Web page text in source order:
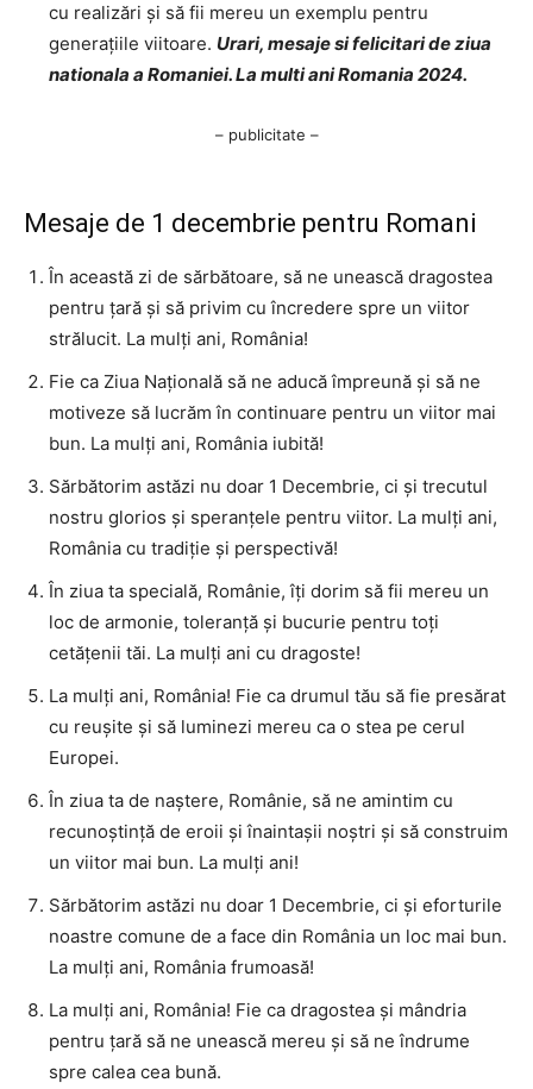
cu realizări și să fii mereu un exemplu pentru
generațiile viitoare. Urari, mesaje si felicitari de ziua
nationala a Romaniei. La multi ani Romania 2024.
– publicitate –
Mesaje de 1 decembrie pentru Romani
În această zi de sărbătoare, să ne unească dragostea
pentru țară și să privim cu încredere spre un viitor
strălucit. La mulți ani, România!
Fie ca Ziua Națională să ne aducă împreună și să ne
motiveze să lucrăm în continuare pentru un viitor mai
bun. La mulți ani, România iubită!
Sărbătorim astăzi nu doar 1 Decembrie, ci și trecutul
nostru glorios și speranțele pentru viitor. La mulți ani,
România cu tradiție și perspectivă!
În ziua ta specială, Românie, îți dorim să fii mereu un
loc de armonie, toleranță și bucurie pentru toți
cetățenii tăi. La mulți ani cu dragoste!
La mulți ani, România! Fie ca drumul tău să fie presărat
cu reușite și să luminezi mereu ca o stea pe cerul
Europei.
În ziua ta de naștere, Românie, să ne amintim cu
recunoștință de eroii și înaintașii noștri și să construim
un viitor mai bun. La mulți ani!
Sărbătorim astăzi nu doar 1 Decembrie, ci și eforturile
noastre comune de a face din România un loc mai bun.
La mulți ani, România frumoasă!
La mulți ani, România! Fie ca dragostea și mândria
pentru țară să ne unească mereu și să ne îndrume
spre calea cea bună.